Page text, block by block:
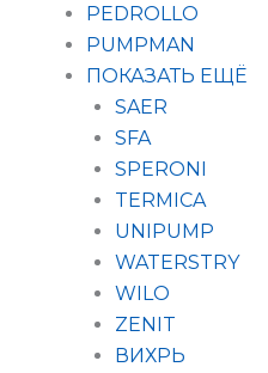
PEDROLLO
PUMPMAN
ПОКАЗАТЬ ЕЩЁ
SAER
SFA
SPERONI
TERMICA
UNIPUMP
WATERSTRY
WILO
ZENIT
ВИХРЬ